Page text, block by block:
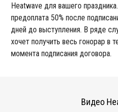
Heatwave для вашего
предоплата 50% после
дней до выступления. В ряде
хочет получить весь гонорар в
момента подписания договора.
Видео